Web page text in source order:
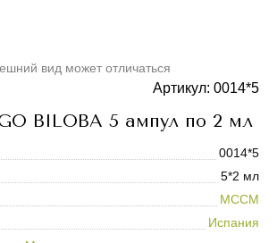
вид может отличаться
Артикул: 0014*5
BILOBA 5 ампул по 2 мл
0014*5
5*2 мл
MCCM
Испания